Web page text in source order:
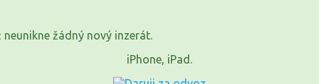
žádný nový inzerát.
iPhone, iPad.